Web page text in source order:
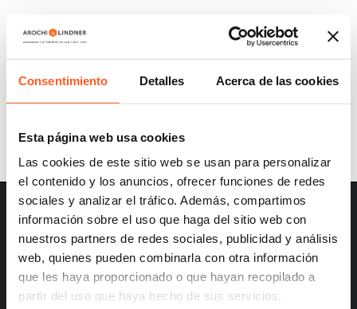
Consentimiento Detalles Acerca de las cookies
Esta página web usa cookies
Las cookies de este sitio web se usan para personalizar
el contenido y los anuncios, ofrecer funciones de redes
sociales y analizar el tráfico. Además, compartimos
información sobre el uso que haga del sitio web con
nuestros partners de redes sociales, publicidad y análisis
web, quienes pueden combinarla con otra información
que les haya proporcionado o que hayan recopilado a
partir del uso que haya hecho de sus servicios.
DO YOU KNOW ABOUT NFTS AND THEIR
IMPLICATIONS FOR INTELLECTUAL
PROPERTY?
– Careers
– Terms and Conditions